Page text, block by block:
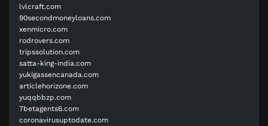
lvlcraft.com
90secondmoneyloans.com
xenmicro.com
rodrovers.com
tripssolution.com
satta-king-india.com
yukigassencanada.com
articlehorizone.com
yuqqbbzp.com
7betagents6.com
coronavirusuptodate.com